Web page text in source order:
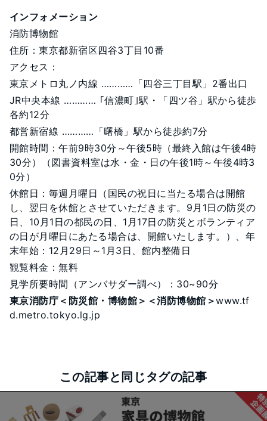
インフォメーション
消防博物館
住所：東京都新宿区四谷3丁目10番
アクセス：
東京メトロ丸ノ内線 …………「四谷三丁目駅」2番出口
JR中央本線 ………… ｢信濃町｣駅・「四ツ谷」駅から徒歩
各約12分
都営新宿線 …………「曙橋」駅から徒歩約7分
開館時間：午前9時30分～午後5時（最終入館は午後4時
30分）（図書資料室は水・金・日の午後1時～午後4時3
0分）
休館日：毎週月曜日（国民の祝日に当たる場合は開館
し、翌日を休館とさせていただきます。9月1日の防災の
日、10月1日の都民の日、1月17日の防災とボランティア
の日が月曜日にあたる場合は、開館いたします。）、年
末年始：12月29日～1月3日、館内整備日
観覧料金：無料
見学所要時間（アンバサダー調べ）：30~90分
東京消防庁＜防災館・博物館＞＜消防博物館＞www.tf
d.metro.tokyo.lg.jp
この記事と同じタグの記事